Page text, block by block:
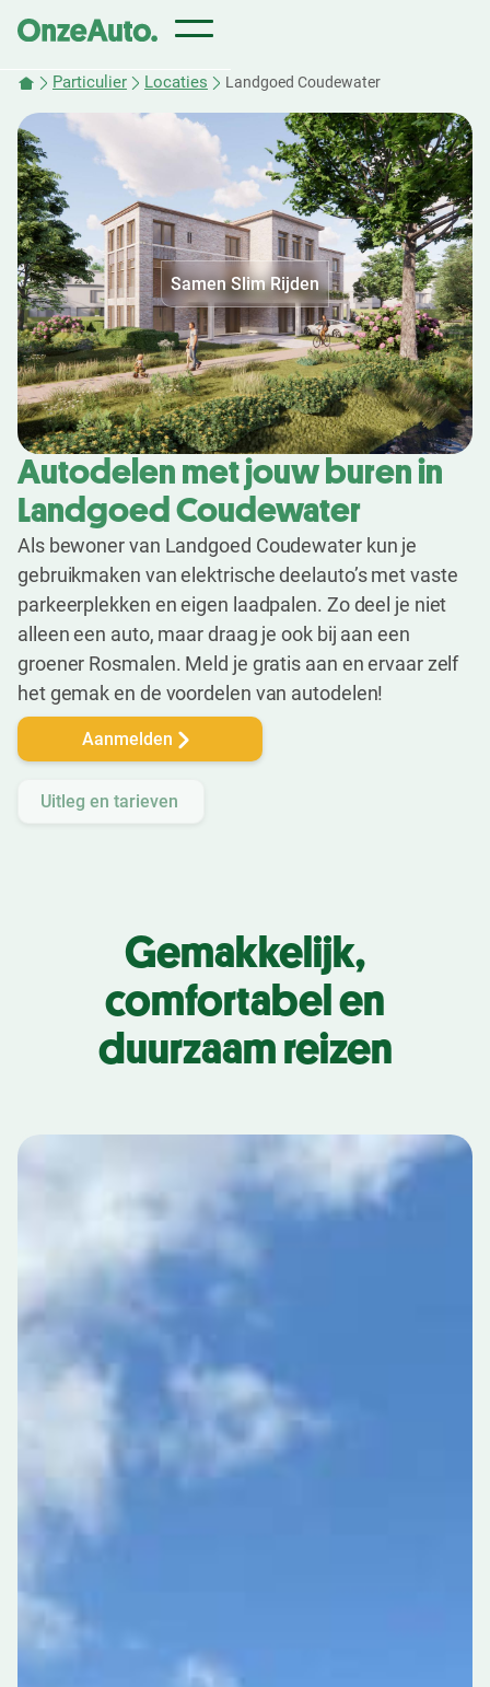
Particulier Locaties Landgoed Coudewater
Samen Slim Rijden
Autodelen met jouw buren in
Landgoed Coudewater
Als bewoner van Landgoed Coudewater kun je
gebruikmaken van elektrische deelauto’s met vaste
parkeerplekken en eigen laadpalen. Zo deel je niet
alleen een auto, maar draag je ook bij aan een
groener Rosmalen. Meld je gratis aan en ervaar zelf
het gemak en de voordelen van autodelen!
Aanmelden
Uitleg en tarieven
Gemakkelijk,
comfortabel en
duurzaam reizen